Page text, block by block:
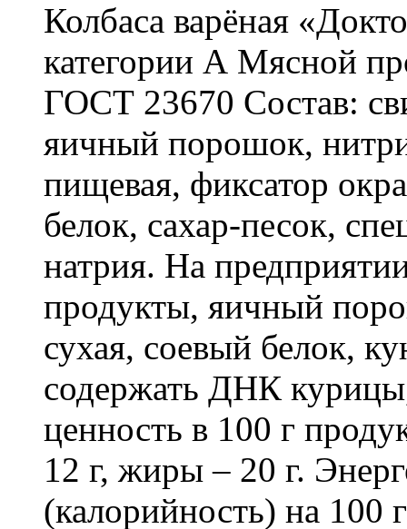
Колбаса варёная
категории А Мясной
ГОСТ 23670 Состав:
яичный порошок,
пищевая, фиксатор
белок, сахар-песок,
натрия. На
продукты, яичный
сухая, соевый белок,
содержать ДНК
ценность в 100 г
12 г, жиры – 20 г.
(калорийность) на 100